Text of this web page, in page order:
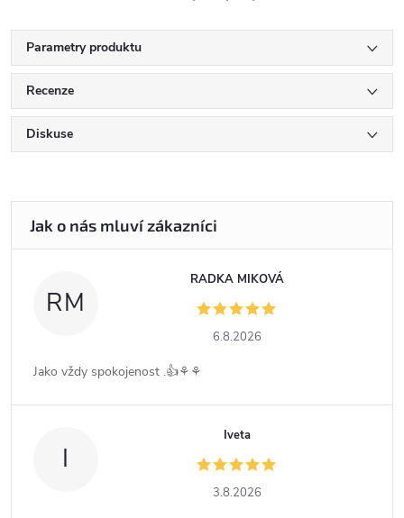
Parametry produktu
Recenze
Diskuse
RM
RADKA MIKOVÁ
6.8.2026
Jako vždy spokojenost .👍⚘️⚘️
I
Iveta
3.8.2026